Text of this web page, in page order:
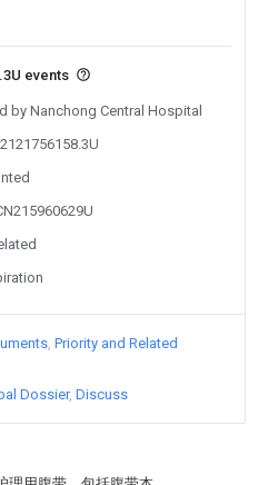
events
by Nanchong Central Hospital
Priority and Related
Dossier Discuss